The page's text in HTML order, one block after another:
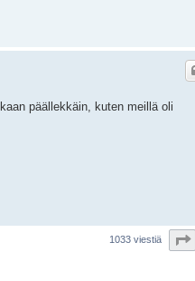
päällekkäin, kuten meillä oli
1033 viestiä